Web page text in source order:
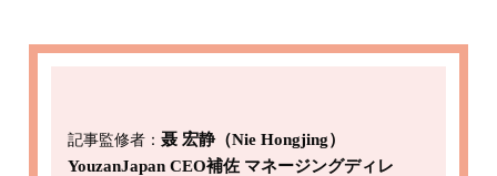
記事監修者： 聂 宏静（Nie Hongjing）
YouzanJapan CEO補佐 マネージングディレ